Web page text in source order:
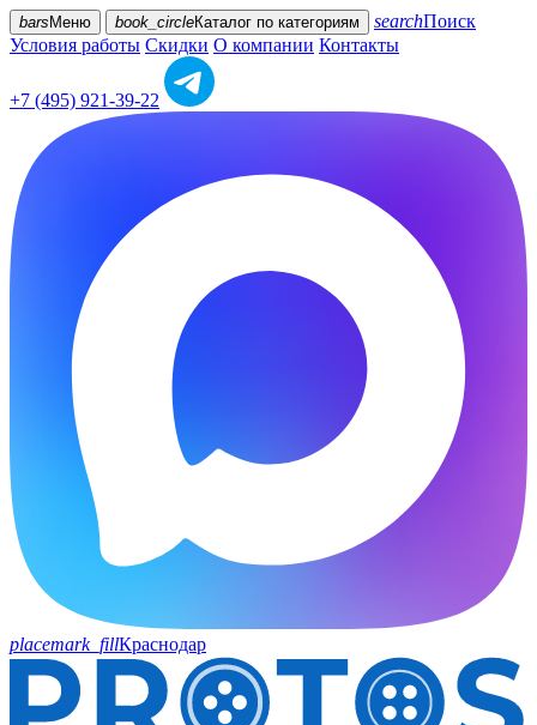
bars Меню book_circleКаталог по категориям searchПоиск
Условия работы Скидки О компании Контакты
+7 (495) 921-39-22
placemark_fillКраснодар